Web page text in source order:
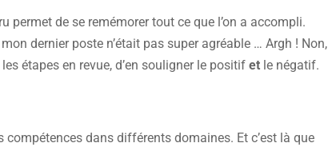
permet de se remémorer tout ce que l’on a accompli.
dernier poste n’était pas super agréable … Argh ! Non,
étapes en revue, d’en souligner le positifet le négatif.
dans différents domaines. Et c’est là que